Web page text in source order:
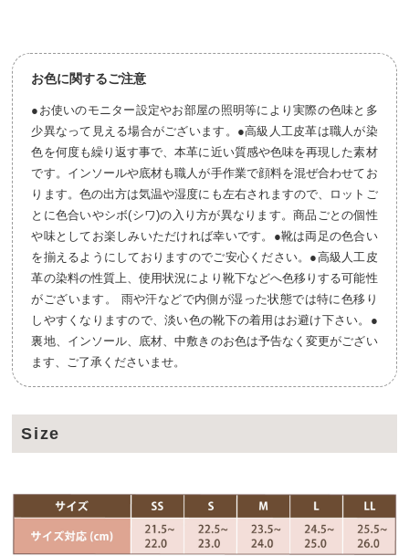
お色に関するご注意
●お使いのモニター設定やお部屋の照明等により実際の色味と多
少異なって見える場合がございます。●高級人工皮革は職人が染
色を何度も繰り返す事で、本革に近い質感や色味を再現した素材
です。インソールや底材も職人が手作業で顔料を混ぜ合わせてお
ります。色の出方は気温や湿度にも左右されますので、ロットご
とに色合いやシボ(シワ)の入り方が異なります。商品ごとの個性
や味としてお楽しみいただければ幸いです。●靴は両足の色合い
を揃えるようにしておりますのでご安心ください。●高級人工皮
革の染料の性質上、使用状況により靴下などへ色移りする可能性
がございます。 雨や汗などで内側が湿った状態では特に色移り
しやすくなりますので、淡い色の靴下の着用はお避け下さい。●
裏地、インソール、底材、中敷きのお色は予告なく変更がござい
ます、ご了承くださいませ。
Size